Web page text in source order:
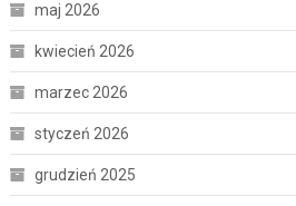
maj 2026
kwiecień 2026
marzec 2026
styczeń 2026
grudzień 2025